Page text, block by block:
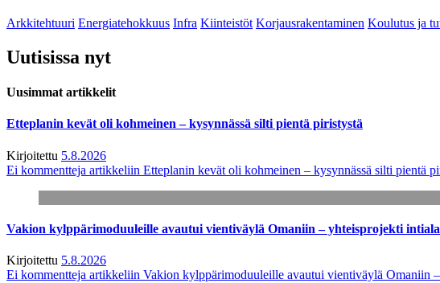
Arkkitehtuuri Energiatehokkuus Infra Kiinteistöt Korjausrakentaminen Koulutus ja
Uutisissa nyt
Uusimmat artikkelit
Etteplanin kevät oli kohmeinen – kysynnässä silti pientä piristystä
Kirjoitettu 5.8.2026
Ei kommentteja artikkeliin Etteplanin kevät oli kohmeinen – kysynnässä silti pientä
Vakion kylppärimoduuleille avautui vientiväylä Omaniin – yhteisprojekti
Kirjoitettu 5.8.2026
Ei kommentteja artikkeliin Vakion kylppärimoduuleille avautui vientiväylä Omaniin